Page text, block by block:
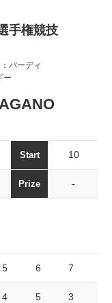
手権競技
：バーディ
ー
Start 10
Prize -
5 6 7
4 5 3